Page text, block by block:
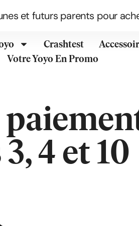
et futurs parents pour
Crashtest
Votre Yoyo En Promo
4 et 10